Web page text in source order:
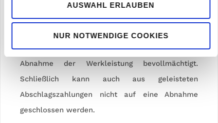
AUSWAHL ERLAUBEN
NUR NOTWENDIGE COOKIES
durchgeführt worden sind. Ein Architekt ist
mangels besonderer Vereinbarung zwischen den
Vertragsparteien nicht zur rechtsgeschäftlichen
Abnahme der Werkleistung bevollmächtigt.
Schließlich kann auch aus geleisteten
Abschlagszahlungen nicht auf eine Abnahme
geschlossen werden.